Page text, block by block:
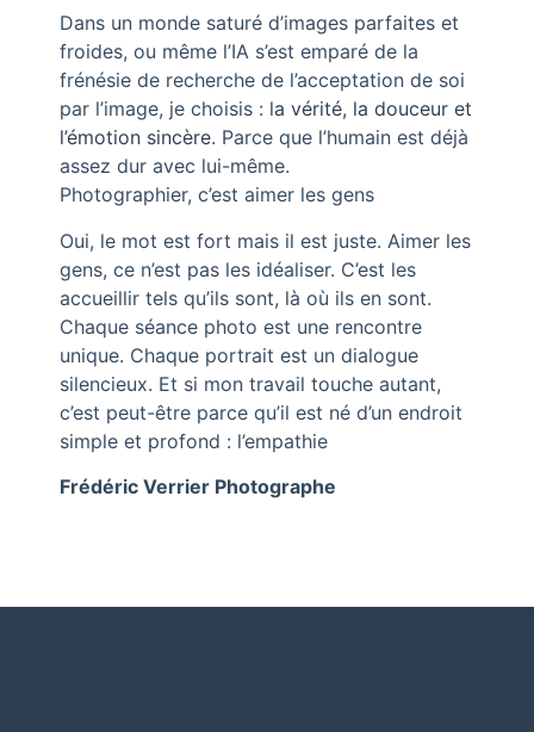
Dans un monde saturé d’images parfaites et
froides, ou même l’IA s’est emparé de la
frénésie de recherche de l’acceptation de soi
par l’image, je choisis : la vérité, la douceur et
l’émotion sincère. Parce que l’humain est déjà
assez dur avec lui-même.
Photographier, c’est aimer les gens
Oui, le mot est fort mais il est juste. Aimer les
gens, ce n’est pas les idéaliser. C’est les
accueillir tels qu’ils sont, là où ils en sont.
Chaque séance photo est une rencontre
unique. Chaque portrait est un dialogue
silencieux. Et si mon travail touche autant,
c’est peut-être parce qu’il est né d’un endroit
simple et profond : l’empathie
Frédéric Verrier Photographe